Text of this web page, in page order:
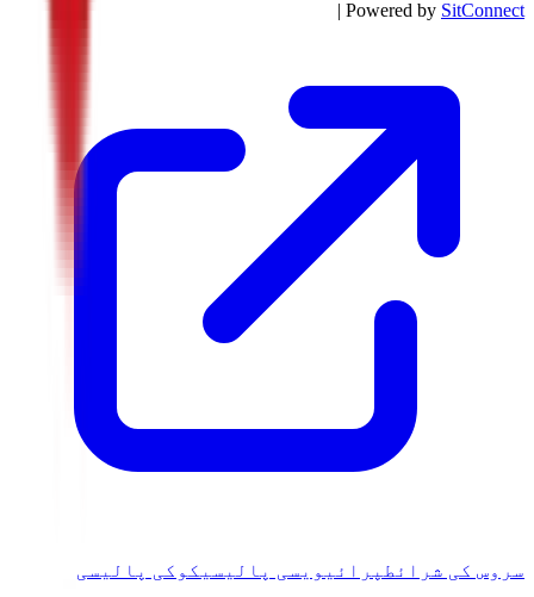
| Powered by SitConnect
سروس کی شرائط پرائیویسی پالیسی کوکی پالیسی